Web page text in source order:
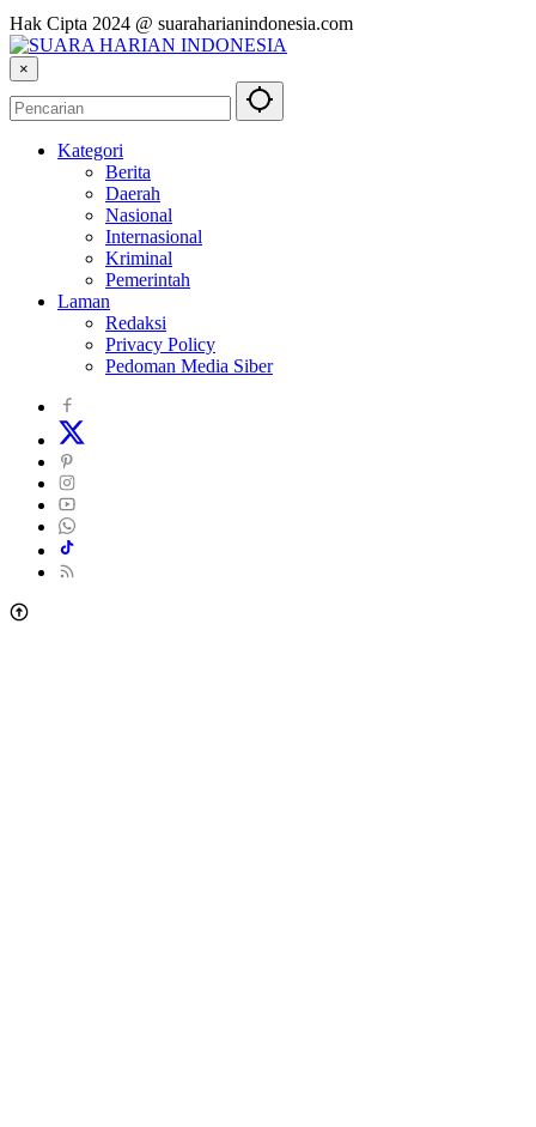
Hak Cipta 2024 @ suaraharianindonesia.com
×
Kategori
Berita
Daerah
Nasional
Internasional
Kriminal
Pemerintah
Laman
Redaksi
Privacy Policy
Pedoman Media Siber